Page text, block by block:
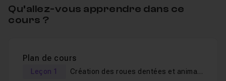
le pluginElement 3D
Qu’allez-vous apprendre dans ce
cours ?
Plan de cours
Leçon 1 Création des roues dentées et animation en 2D